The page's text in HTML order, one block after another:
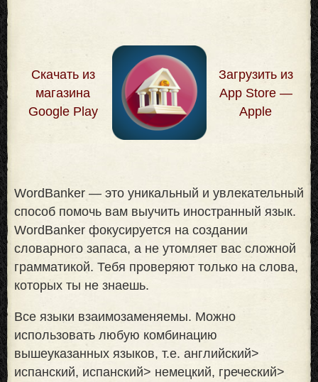
Скачать из
магазина
Google Play
Загрузить из
App Store —
Apple
WordBanker — это уникальный и увлекательный
способ помочь вам выучить иностранный язык.
WordBanker фокусируется на создании
словарного запаса, а не утомляет вас сложной
грамматикой. Тебя проверяют только на слова,
которых ты не знаешь.
Все языки взаимозаменяемы. Можно
использовать любую комбинацию
вышеуказанных языков, т.е. английский>
испанский, испанский> немецкий, греческий>